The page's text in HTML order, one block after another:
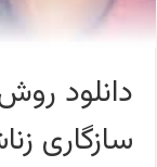
دانلود
سازگاری